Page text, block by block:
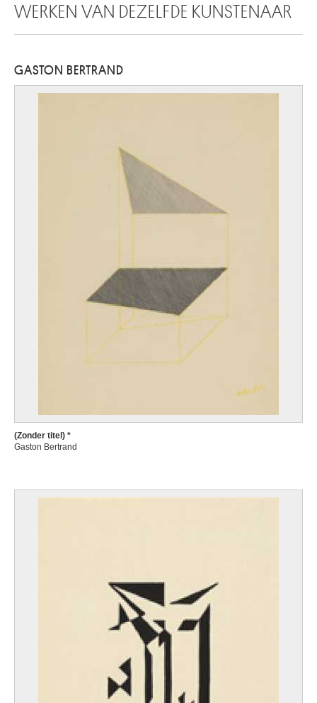
WERKEN VAN DEZELFDE KUNSTENAAR
GASTON BERTRAND
(Zonder titel) *
Gaston Bertrand